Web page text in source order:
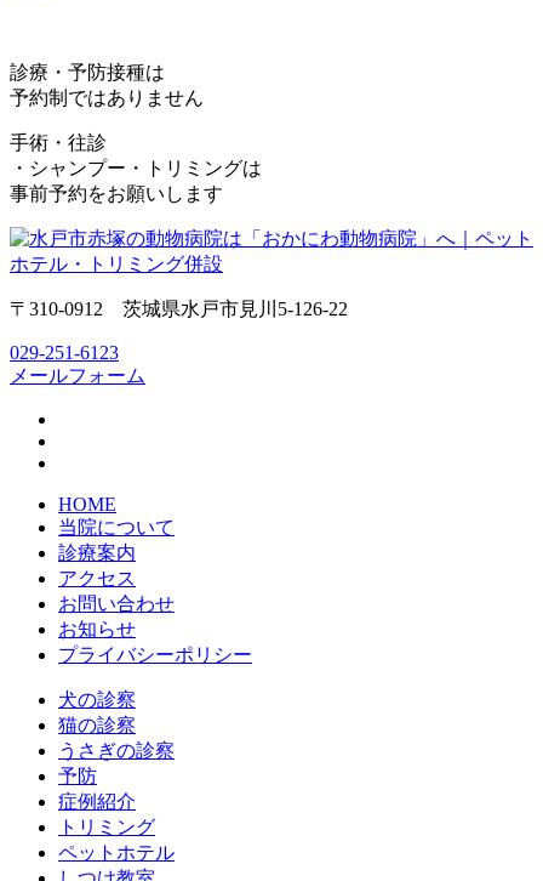
診療・予防接種は
予約制ではありません
手術・往診
・シャンプー・トリミングは
事前予約をお願いします
〒310-0912 茨城県水戸市見川5-126-22
029-251-6123
メールフォーム
HOME
当院について
診療案内
アクセス
お問い合わせ
お知らせ
プライバシーポリシー
犬の診察
猫の診察
うさぎの診察
予防
症例紹介
トリミング
ペットホテル